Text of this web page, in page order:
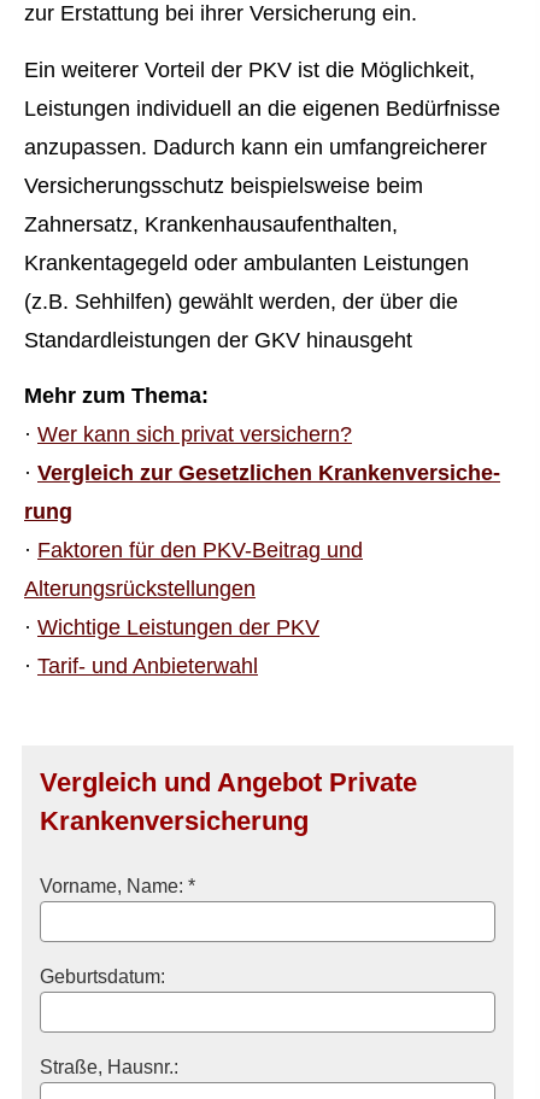
zur Erstattung bei ihrer Versicherung ein.
Ein weiterer Vorteil der PKV ist die Möglichkeit,
Leistungen individuell an die eigenen Bedürfnisse
anzupassen. Dadurch kann ein umfangreicherer
Versicherungsschutz beispielsweise beim
Zahnersatz, Krankenhausaufenthalten,
Krankentagegeld oder ambulanten Leistungen
(z.B. Sehhilfen) gewählt werden, der über die
Standardleistungen der GKV hinausgeht
Mehr zum Thema:
· Wer kann sich privat ver­sichern?
· Vergleich zur Gesetzlichen Kranken­ver­si­che­
rung
· Faktoren für den PKV-Beitrag und
Alterungsrückstellungen
· Wichtige Leistungen der PKV
· Tarif- und Anbieterwahl
Vergleich und Angebot Private
Kranken­ver­si­che­rung
Vorname, Name: *
Geburts­datum:
Straße, Hausnr.: